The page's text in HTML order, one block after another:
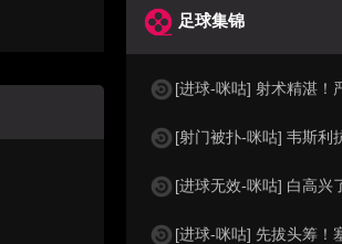
足球集锦
[进球-咪咕] 射术精湛！严鼎皓
[射门被扑-咪咕] 韦斯利抗住恩
[进球无效-咪咕] 白高兴了！南
[进球-咪咕] 先拔头筹！塞梅尼